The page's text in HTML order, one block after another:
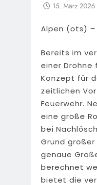
15. März 2026
Alpen (ots) –
Bereits im
einer Drohne
Konzept für
zeitlichen
Feuerwehr.
eine große
bei
Grund
genaue
berechnet
bietet die